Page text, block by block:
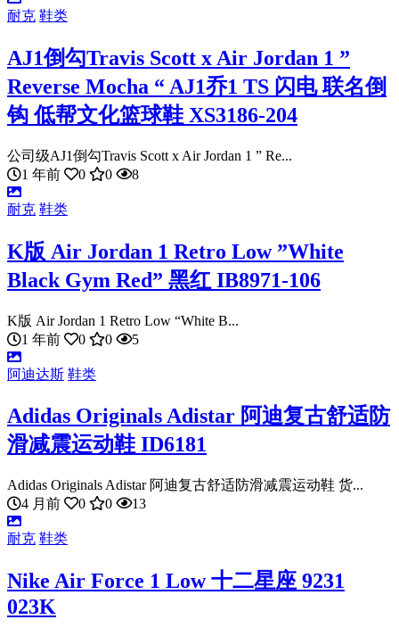
耐克 鞋类
AJ1倒勾Travis Scott x Air Jordan 1 ”
Reverse Mocha “ AJ1乔1 TS 闪电 联名倒
钩 低帮文化篮球鞋 XS3186-204
公司级AJ1倒勾Travis Scott x Air Jordan 1 ” Re...
1 年前
0 0 8
耐克 鞋类
K版 Air Jordan 1 Retro Low ”White
Black Gym Red” 黑红 IB8971-106
K版 Air Jordan 1 Retro Low “White B...
1 年前
0 0 5
阿迪达斯 鞋类
Adidas Originals Adistar 阿迪复古舒适防
滑减震运动鞋 ID6181
Adidas Originals Adistar 阿迪复古舒适防滑减震运动鞋 货...
4 月前
0 0 13
耐克 鞋类
Nike Air Force 1 Low 十二星座 9231
023K